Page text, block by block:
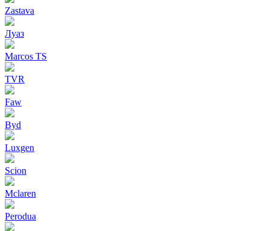
Zastava
Луаз
Marcos TS
TVR
Faw
Byd
Luxgen
Scion
Mclaren
Perodua